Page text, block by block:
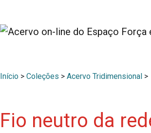
Início > Coleções > Acervo Tridimensional >
Fio neutro da